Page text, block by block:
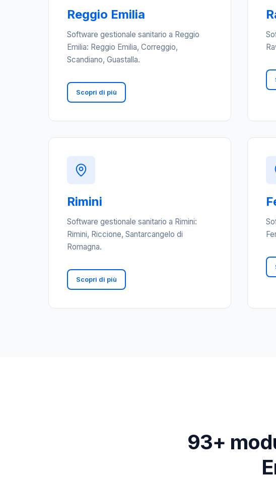
Reggio Emilia
Software gestionale sanitario a Reggio
Emilia: Reggio Emilia, Correggio,
Scandiano, Guastalla.
Scopri di più
Rimini
Software gestionale sanitario a Rimini:
Rimini, Riccione, Santarcangelo di
Romagna.
Scopri di più
93+